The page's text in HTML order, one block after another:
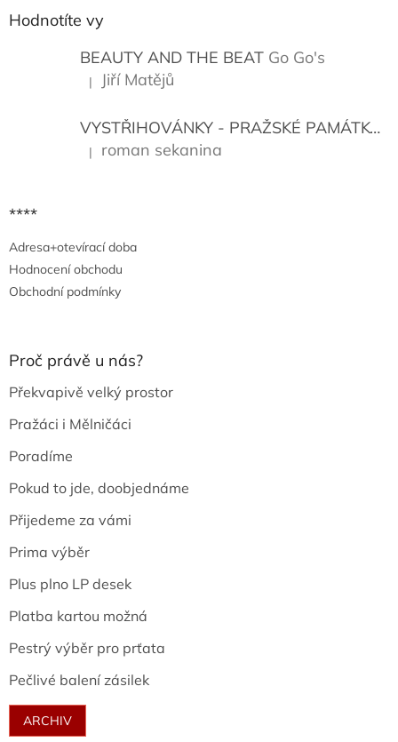
Hodnotíte vy
BEAUTY AND THE BEAT Go Go's
Hodnocení produktu je 5 z 5 hvězdiček.
| Jiří Matějů
VYSTŘIHOVÁNKY - PRAŽSKÉ PAMÁTKY
Hodnocení produktu je 5 z 5 hvězdiček.
| roman sekanina
****
Adresa+otevírací doba
Hodnocení obchodu
Obchodní podmínky
Proč právě u nás?
Překvapivě velký prostor
Pražáci i Mělničáci
Poradíme
Pokud to jde, doobjednáme
Přijedeme za vámi
Prima výběr
Plus plno LP desek
Platba kartou možná
Pestrý výběr pro prťata
Pečlivé balení zásilek
ARCHIV